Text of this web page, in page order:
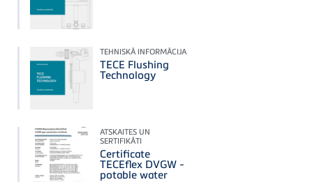
TEHNISKĀ INFORMĀCIJA
TECE Flushing
Technology
ATSKAITES UN
SERTIFIKĀTI
Certificate
TECEflex DVGW -
potable water